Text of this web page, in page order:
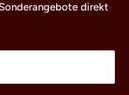
direkt